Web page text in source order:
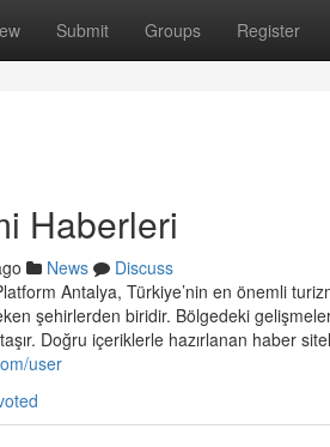
Submit Groups Register
Haberleri
News
Discuss
Antalya, Türkiye’nin en önemli
şehirlerden biridir. Bölgedeki
Doğru içeriklerle hazırlanan haber
user